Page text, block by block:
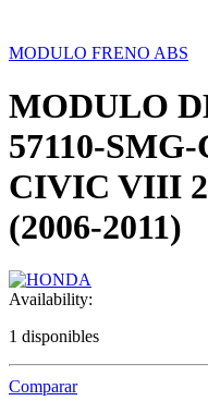
MODULO FRENO ABS
MODULO
57110-
CIVIC VIII
(2006-2011)
Availability:
1 disponibles
Comparar